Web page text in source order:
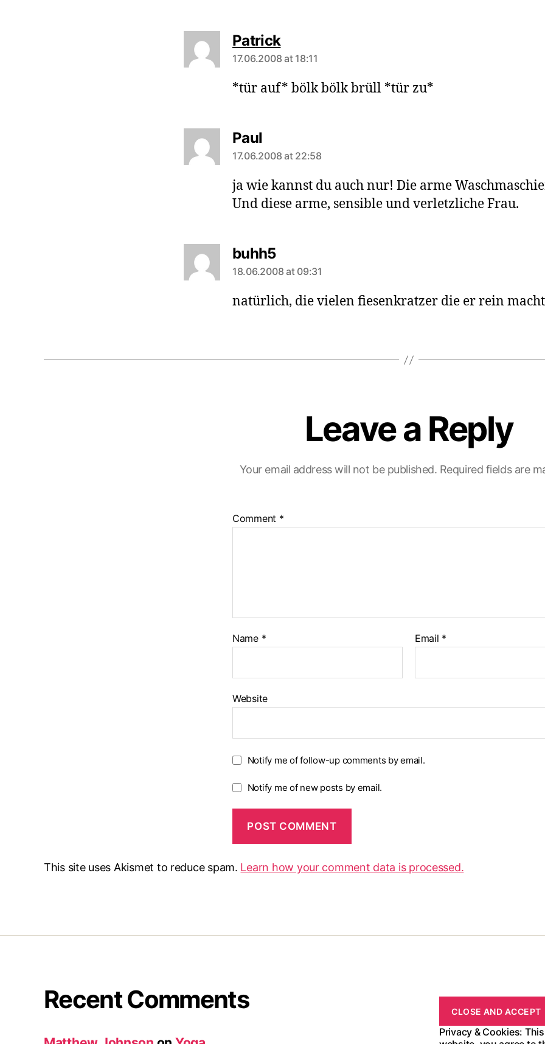
Patricksays:
17.06.2008 at 18:11
*tür auf* bölk bölk brüll *tür zu*
Paul
17.06.2008 at 22:58
ja wie kannst du auch nur! Die arme
Und diese arme, sensible und verletzliche Frau.
buhh5says:
18.06.2008 at 09:31
natürlich, die vielen fiesenkratzer die er rein macht
Leave a Reply
Your email address will not be published. Required fields are
Comment *
Name * Email *
Website
Notify me of follow-up comments by email.
Notify me of new posts by email.
This site uses Akismet to reduce spam. Learn how your comment data is processed.
Recent Comments
Privacy & Cookies: